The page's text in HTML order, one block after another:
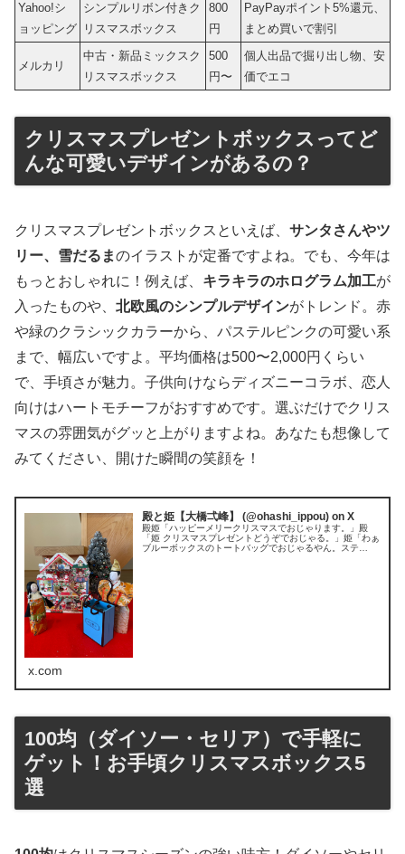
Yahoo!シ
ョッピング
シンプルリボン付きク
リスマスボックス
800
円
PayPayポイント5%還元、
まとめ買いで割引
メルカリ
中古・新品ミックスク
リスマスボックス
500
円〜
個人出品で掘り出し物、安
価でエコ
クリスマスプレゼントボックスってど
んな可愛いデザインがあるの？
クリスマスプレゼントボックスといえば、 サンタさんやツ
リー、雪だるまのイラストが定番ですよね。でも、今年は
もっとおしゃれに！例えば、 キラキラのホログラム加工が
入ったものや、 北欧風のシンプルデザインがトレンド。赤
や緑のクラシックカラーから、パステルピンクの可愛い系
まで、幅広いですよ。平均価格は500〜2,000円くらい
で、手頃さが魅力。子供向けならディズニーコラボ、恋人
向けはハートモチーフがおすすめです。選ぶだけでクリス
マスの雰囲気がグッと上がりますよね。あなたも想像して
みてください、開けた瞬間の笑顔を！
殿と姫【大橋弌峰】 (@ohashi_ippou) on X
殿姫「ハッピーメリークリスマスでおじゃります。」殿
「姫 クリスマスプレゼントどうぞでおじゃる。」姫「わぁ
ブルーボックスのトートバッグでおじゃるやん。ステ
x.com
100均（ダイソー・セリア）で手軽に
ゲット！お手頃クリスマスボックス5
選